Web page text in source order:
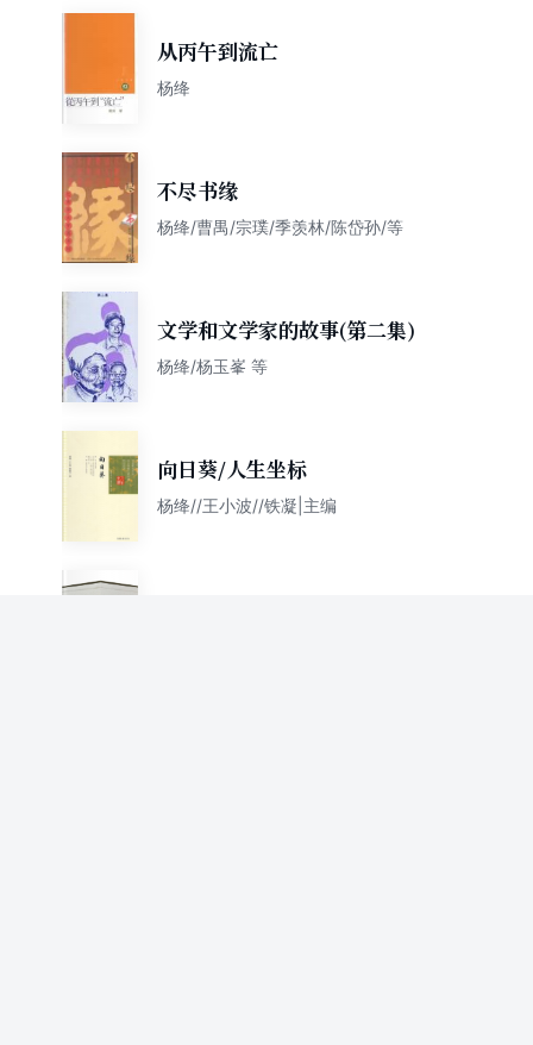
从丙午到流亡
杨绛
不尽书缘
杨绛/曹禺/宗璞/季羡林/陈岱孙/等
文学和文学家的故事(第二集)
杨绛/杨玉峯 等
向日葵/人生坐标
杨绛//王小波//铁凝|主编